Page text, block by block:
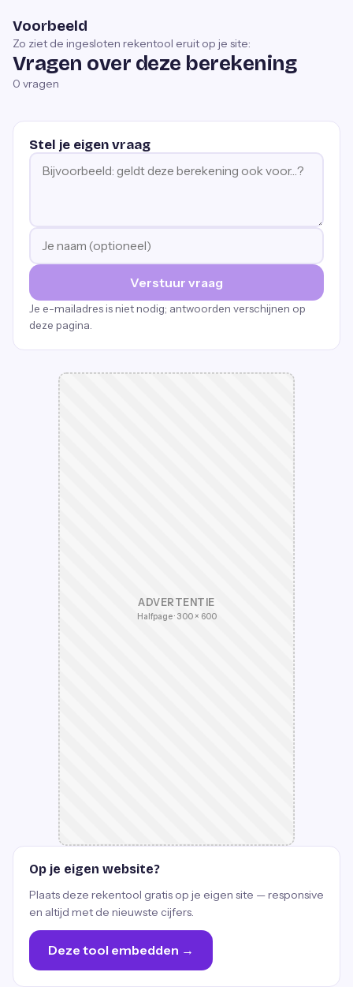
Voorbeeld
Zo ziet de ingesloten rekentool eruit op je site:
Vragen over deze berekening
0 vragen
Stel je eigen vraag
Verstuur vraag
Je e-mailadres is niet nodig; antwoorden verschijnen op
deze pagina.
ADVERTENTIE
Halfpage · 300 × 600
Op je eigen website?
Plaats deze rekentool gratis op je eigen site — responsive
en altijd met de nieuwste cijfers.
Deze tool embedden →